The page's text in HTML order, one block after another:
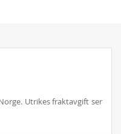
Utrikes fraktavgift ser